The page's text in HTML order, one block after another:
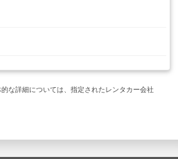
な詳細については、指定されたレンタカー会社